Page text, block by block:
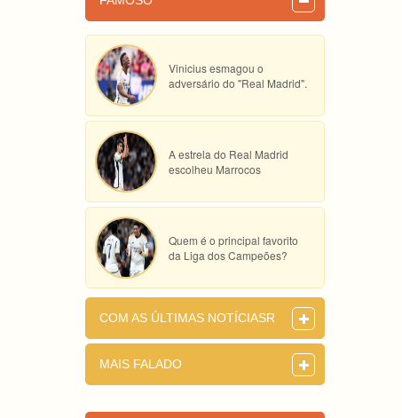
Vinicius esmagou o
adversário do "Real Madrid".
A estrela do Real Madrid
escolheu Marrocos
Quem é o principal favorito
da Liga dos Campeões?
COM AS ÚLTIMAS NOTÍCIASR
MAIS FALADO